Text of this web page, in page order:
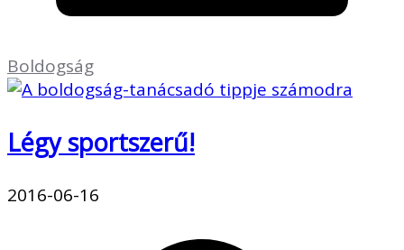
Boldogság
Légy sportszerű!
2016-06-16